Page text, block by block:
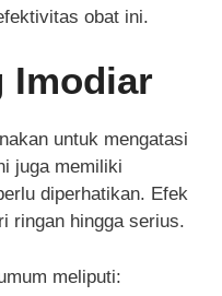
obat ini.
Imodiar
untuk mengatasi
juga memiliki
diperhatikan. Efek
ringan hingga serius.
meliputi: